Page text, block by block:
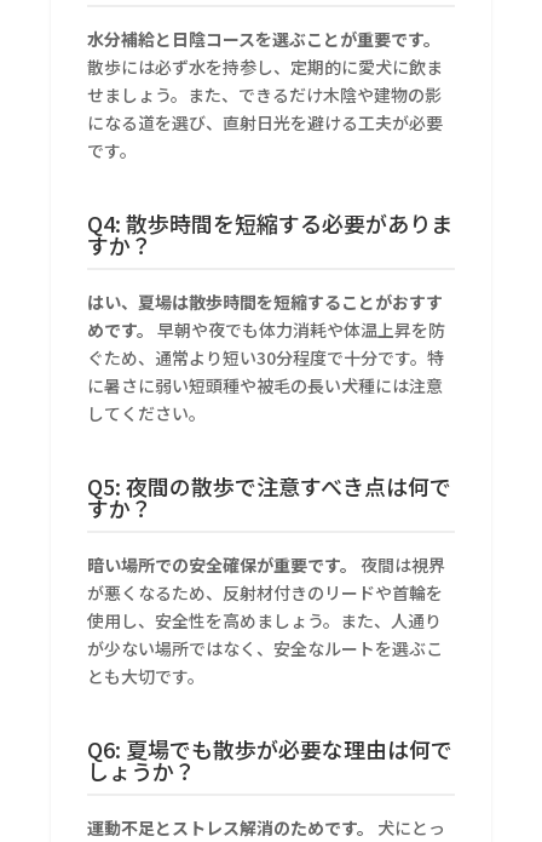
水分補給と日陰コースを選ぶことが重要です。
散歩には必ず水を持参し、定期的に愛犬に飲ま
せましょう。また、できるだけ木陰や建物の影
になる道を選び、直射日光を避ける工夫が必要
です。
Q4: 散歩時間を短縮する必要がありま
すか？
はい、夏場は散歩時間を短縮することがおすす
めです。 早朝や夜でも体力消耗や体温上昇を防
ぐため、通常より短い30分程度で十分です。特
に暑さに弱い短頭種や被毛の長い犬種には注意
してください。
Q5: 夜間の散歩で注意すべき点は何で
すか？
暗い場所での安全確保が重要です。
夜間は視界
が悪くなるため、反射材付きのリードや首輪を
使用し、安全性を高めましょう。また、人通り
が少ない場所ではなく、安全なルートを選ぶこ
とも大切です。
Q6: 夏場でも散歩が必要な理由は何で
しょうか？
運動不足とストレス解消のためです。
犬にとっ